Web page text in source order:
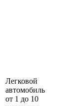
Легковой
автомобиль
от 1 до 10